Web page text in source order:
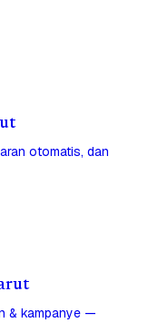
otomatis, dan
& kampanye —